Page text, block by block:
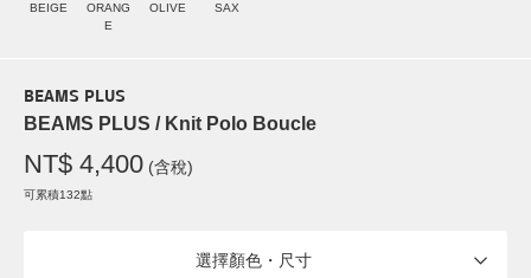
BEIGE
ORANG
E
OLIVE SAX
BEAMS PLUS
BEAMS PLUS / Knit Polo Boucle
NT$ 4,400 (含稅)
可累積132點
選擇顏色・尺寸